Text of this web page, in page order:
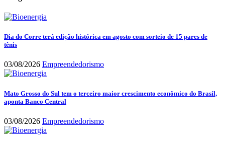
Dia do Corre terá edição histórica em agosto com sorteio de 15 pares de
tênis
03/08/2026 Empreendedorismo
Mato Grosso do Sul tem o terceiro maior crescimento econômico do Brasil,
aponta Banco Central
03/08/2026 Empreendedorismo